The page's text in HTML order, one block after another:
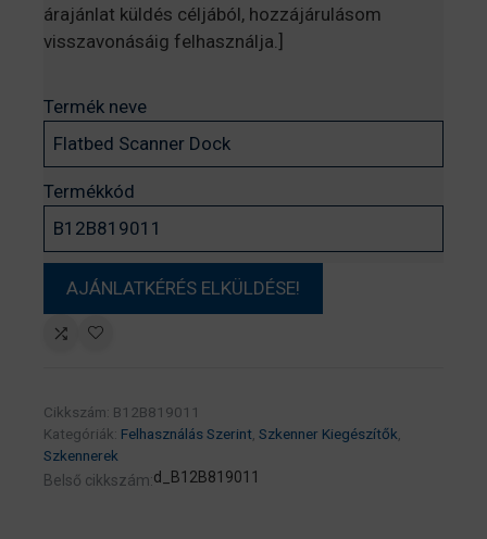
árajánlat küldés céljából, hozzájárulásom
visszavonásáig felhasználja.]
Termék neve
Termékkód
Cikkszám: B12B819011
Kategóriák: Felhasználás Szerint, Szkenner Kiegészítők,
Szkennerek
Belső cikkszám:d_B12B819011